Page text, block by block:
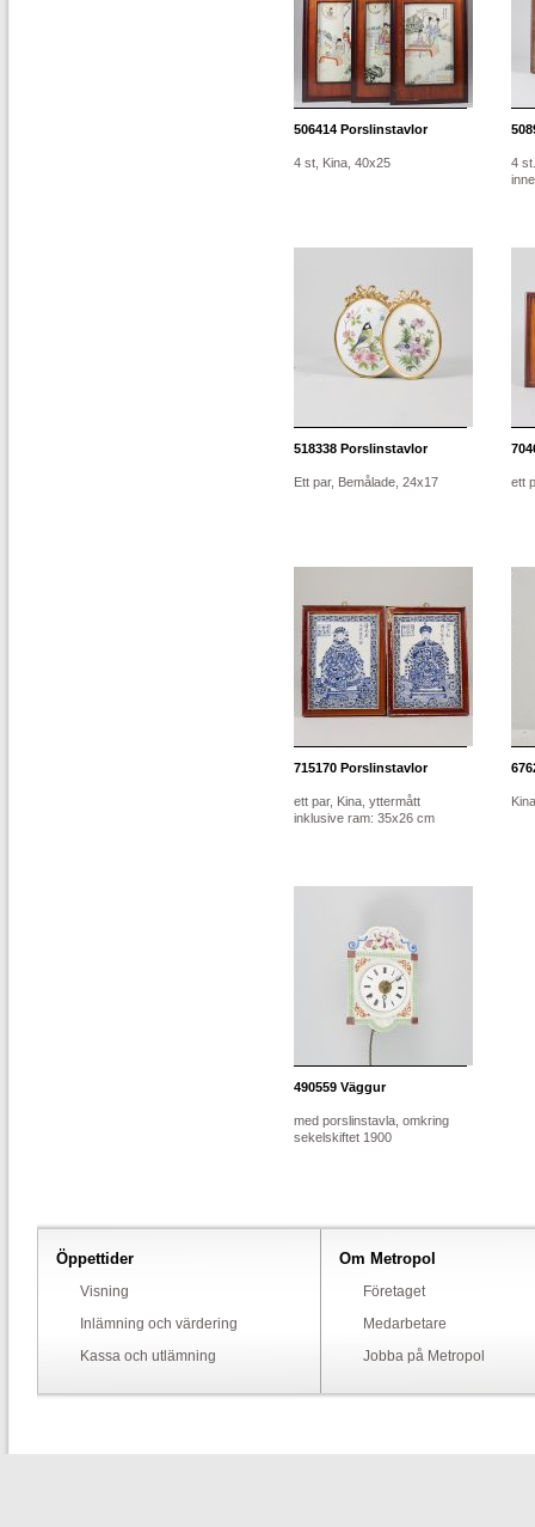
506414 Porslinstavlor
4 st, Kina, 40x25
4
518338 Porslinstavlor
Ett par, Bemålade, 24x17 ett
715170 Porslinstavlor
ett par, Kina, yttermått
inklusive ram: 35x26 cm
490559 Väggur
med porslinstavla, omkring
sekelskiftet 1900
Öppettider
Visning
Inlämning och värdering
Kassa och utlämning
Om Metropol
Företaget
Medarbetare
Jobba på Metropol